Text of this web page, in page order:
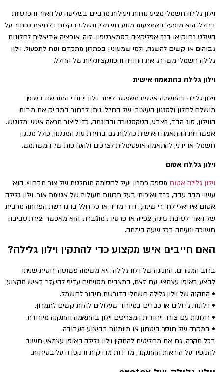
וילון גלילה חשמלי מציע נוחות ויעילות מרביים בשליטה על האור והפרטיות
בחלל. הוא מופעל באמצעות מנוע חשמלי, ונשלט בקלות בלחיצת כפתור על
השלט רחוק או דרך אפליקציה בסמארטפון. זוהי אופציה אידיאלית לחלונות
גבוהים או קשים להשגה, ולמי שמעוניין בפתרון מתקדם ונוח לתפעול. וילון
גלילה חשמלי משדרג את החוויה והפונקציונליות של החלל.
וילון גלילה בהתאמה אישית
וילון גלילה בהתאמה אישית מאפשר ליצור וילון ייחודי המותאם באופן
מושלם לחלון ולסגנון העיצובי של החלל. ניתן לבחור במדויק את מידות
הווילון, סוג הבד, הצבע, הטקסטורה והדוגמה, כדי ליצור מראה אישי ומלוטש.
אפשרויות ההתאמה האישית כוללות גם בחירת סוג המנגנון, כולל מנגנון
חשמלי או ידני, להתאמה אופטימלית לצרכים ולהעדפות של המשתמש.
וילון גלילה אטום
וילון גלילה אטום מספק פתרון יעיל לחסימה מוחלטת של אור מבחוץ. הוא
עשוי מבד עבה, כבד ואיכותי בעל תכונות מעולות של אטימת אור. וילון גלילה
אטום אידיאלי לחדרי שינה, חדרי מדיה או כל חלל בו נדרשת הפחתה מרבית
של האור לטובת שינה, צפייה או פרטיות מוגברת. הוא מאפשר יצירת סביבה
חשוכה ונעימה בכל שעה ביממה.
האם חייבים איש מקצוע כדי להתקין וילון גלילה?
ברוב המקרים, התקנה של וילון גלילה היא משימה פשוטה יחסית שניתן
לבצע באופן עצמאי. עם זאת, במצבים מסוימים עדיף להיעזר באיש מקצוע:
• התקנה של וילון גלילה חשמלי הדורשת חיבור לחשמל.
• וילונות גדולים או כבדים במיוחד שעלולים להיות קשים לתמרון.
• חלונות עם צורה ייחודית המצריכים וילון בהתאמה והתקנה מיוחדת.
• במקרה של חוסר ביטחון או מיומנות בביצוע העבודה.
בכל מקרה, גם אם מחליטים להתקין וילון גלילה באופן עצמאי, חשוב
להקפיד על הוראות ההתקנה, מדידות מדויקות והקפדה על בטיחות.